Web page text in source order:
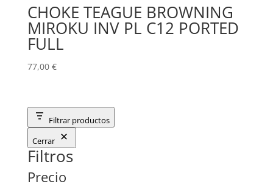
CHOKE TEAGUE BROWNING
MIROKU INV PL C12 PORTED
FULL
77,00 €
Filtrar productos
Cerrar
Filtros
Precio